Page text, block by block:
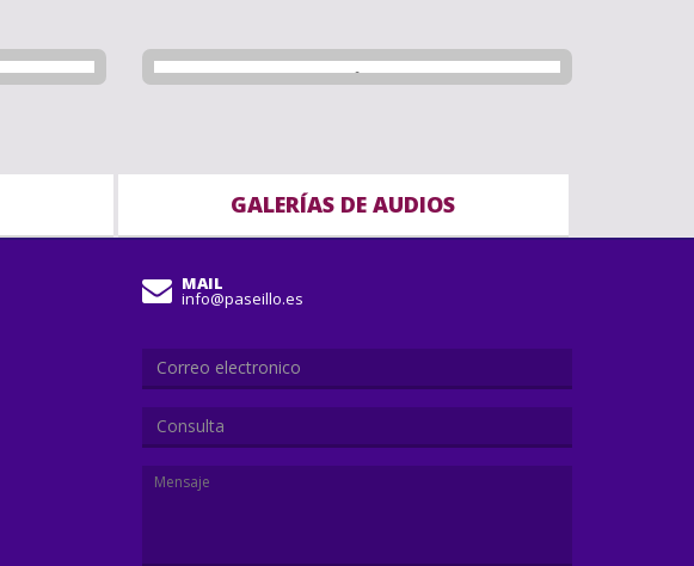
GALERÍAS DE AUDIOS
MAIL
info@paseillo.es
Consulta